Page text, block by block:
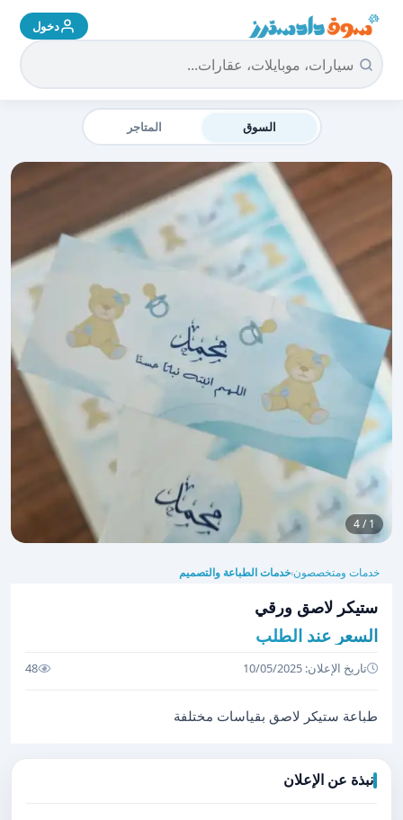
سوق دادسترز الرئيسية دخول
السوق المتاجر
1 / 4
خدمات ومتخصصون›خدمات الطباعة والتصميم
ستيكر لاصق ورقي
السعر عند الطلب
تاريخ الإعلان: 10/05/2025 48
طباعة ستيكر لاصق بقياسات مختلفة
نبذة عن الإعلان